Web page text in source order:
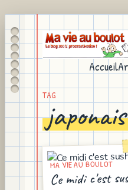
Accueil
TAG
japonais
MA VIE AU BOULOT
Ce midi c'est